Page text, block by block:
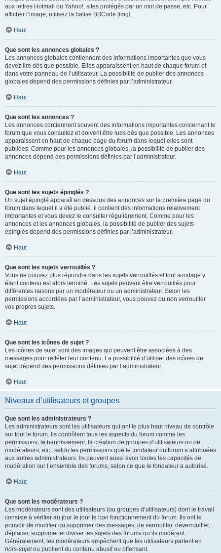
aux lettres Hotmail ou Yahoo!, sites protégés par un mot de passe, etc. Pour
afficher l’image, utilisez la balise BBCode [img].
Haut
Que sont les annonces globales ?
Les annonces globales contiennent des informations importantes que vous
devez lire dès que possible. Elles apparaissent en haut de chaque forum et
dans votre panneau de l’utilisateur. La possibilité de publier des annonces
globales dépend des permissions définies par l’administrateur.
Haut
Que sont les annonces ?
Les annonces contiennent souvent des informations importantes concernant le
forum que vous consultez et doivent être lues dès que possible. Les annonces
apparaissent en haut de chaque page du forum dans lequel elles sont
publiées. Comme pour les annonces globales, la possibilité de publier des
annonces dépend des permissions définies par l’administrateur.
Haut
Que sont les sujets épinglés ?
Un sujet épinglé apparaît en dessous des annonces sur la première page du
forum dans lequel il a été publié. il contient des informations relativement
importantes et vous devez le consulter régulièrement. Comme pour les
annonces et les annonces globales, la possibilité de publier des sujets
épinglés dépend des permissions définies par l’administrateur.
Haut
Que sont les sujets verrouillés ?
Vous ne pouvez plus répondre dans les sujets verrouillés et tout sondage y
étant contenu est alors terminé. Les sujets peuvent être verrouillés pour
différentes raisons par un modérateur ou un administrateur. Selon les
permissions accordées par l’administrateur, vous pouvez ou non verrouiller
vos propres sujets.
Haut
Que sont les icônes de sujet ?
Les icônes de sujet sont des images qui peuvent être associées à des
messages pour refléter leur contenu. La possibilité d’utiliser des icônes de
sujet dépend des permissions définies par l’administrateur.
Haut
Niveaux d’utilisateurs et groupes
Que sont les administrateurs ?
Les administrateurs sont les utilisateurs qui ont le plus haut niveau de contrôle
sur tout le forum. Ils contrôlent tous les aspects du forum comme les
permissions, le bannissement, la création de groupes d’utilisateurs ou de
modérateurs, etc., selon les permissions que le fondateur du forum a attribuées
aux autres administrateurs. Ils peuvent aussi avoir toutes les capacités de
modération sur l’ensemble des forums, selon ce que le fondateur a autorisé.
Haut
Que sont les modérateurs ?
Les modérateurs sont des utilisateurs (ou groupes d’utilisateurs) dont le travail
consiste à vérifier au jour le jour le bon fonctionnement du forum. Ils ont le
pouvoir de modifier ou supprimer des messages, de verrouiller, déverrouiller,
déplacer, supprimer et diviser les sujets des forums qu’ils modèrent.
Généralement, les modérateurs empêchent que les utilisateurs partent en
hors-sujetou publient du contenu abusif ou offensant.